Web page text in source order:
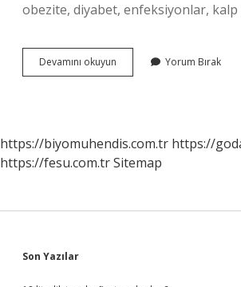
obezite, diyabet, enfeksiyonlar, kalp
Devamını okuyun
Terleme
Yorum Bırak
https://biyomuhendis.com.tr https://
https://fesu.com.trSitemap
Sidebar
Son Yazılar